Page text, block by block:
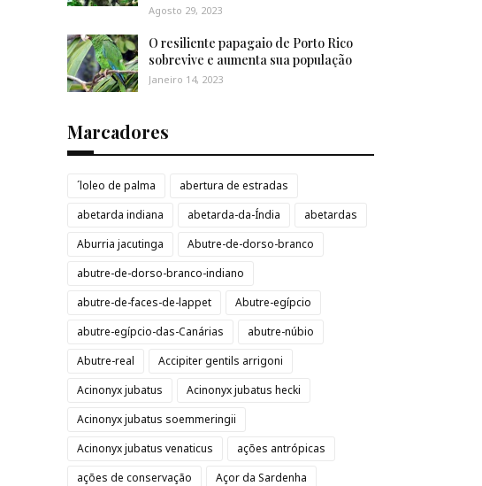
Agosto 29, 2023
O resiliente papagaio de Porto Rico
sobrevive e aumenta sua população
Janeiro 14, 2023
Marcadores
´loleo de palma
abertura de estradas
abetarda indiana
abetarda-da-Índia
abetardas
Aburria jacutinga
Abutre-de-dorso-branco
abutre-de-dorso-branco-indiano
abutre-de-faces-de-lappet
Abutre-egípcio
abutre-egípcio-das-Canárias
abutre-núbio
Abutre-real
Accipiter gentils arrigoni
Acinonyx jubatus
Acinonyx jubatus hecki
Acinonyx jubatus soemmeringii
Acinonyx jubatus venaticus
ações antrópicas
ações de conservação
Açor da Sardenha